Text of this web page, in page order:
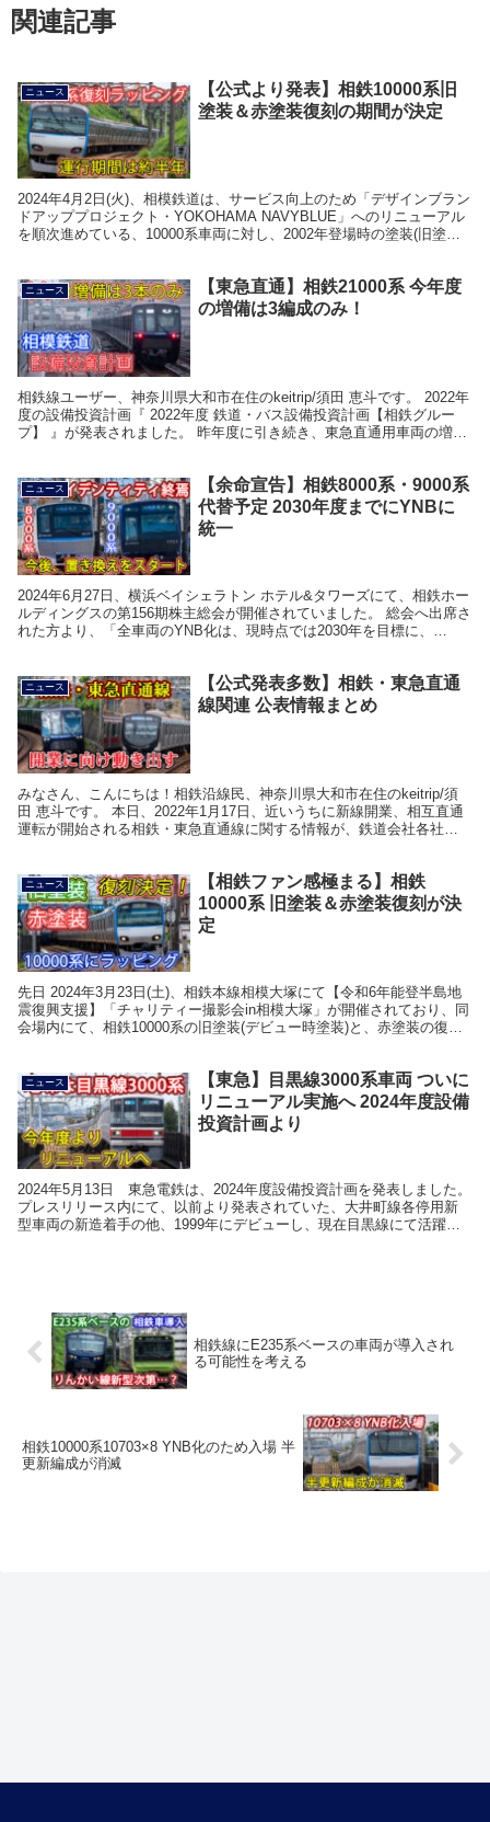
関連記事
ニュース
【公式より発表】相鉄10000系旧
塗装＆赤塗装復刻の期間が決定
2024年4月2日(火)、相模鉄道は、サービス向上のため「デザインブラン
ドアッププロジェクト・YOKOHAMA NAVYBLUE」へのリニューアル
を順次進めている、10000系車両に対し、2002年登場時の塗装(旧塗装)
ニュース
【東急直通】相鉄21000系 今年度
の増備は3編成のみ！
相鉄線ユーザー、神奈川県大和市在住のkeitrip/須田 恵斗です。 2022年
度の設備投資計画『 2022年度 鉄道・バス設備投資計画【相鉄グルー
プ】 』が発表されました。 昨年度に引き続き、東急直通用車両の増
ニュース
【余命宣告】相鉄8000系・9000系
代替予定 2030年度までにYNBに
統一
2024年6月27日、横浜ベイシェラトン ホテル&タワーズにて、相鉄ホー
ルディングスの第156期株主総会が開催されていました。 総会へ出席さ
れた方より、「全車両のYNB化は、現時点では2030年を目標に、
ニュース
【公式発表多数】相鉄・東急直通
線関連 公表情報まとめ
みなさん、こんにちは！相鉄沿線民、神奈川県大和市在住のkeitrip/須
田 恵斗です。 本日、2022年1月17日、近いうちに新線開業、相互直通
運転が開始される相鉄・東急直通線に関する情報が、鉄道会社各社か
ニュース
【相鉄ファン感極まる】相鉄
10000系 旧塗装＆赤塗装復刻が決
定
先日 2024年3月23日(土)、相鉄本線相模大塚にて【令和6年能登半島地
震復興支援】「チャリティー撮影会in相模大塚」が開催されており、同
会場内にて、相鉄10000系の旧塗装(デビュー時塗装)と、赤塗装の復刻
ニュース
【東急】目黒線3000系車両 ついに
リニューアル実施へ 2024年度設備
投資計画より
2024年5月13日 東急電鉄は、2024年度設備投資計画を発表しました。
プレスリリース内にて、以前より発表されていた、大井町線各停用新
型車両の新造着手の他、1999年にデビューし、現在目黒線にて活躍す
相鉄線にE235系ベースの車両が導入され
る可能性を考える
相鉄10000系10703×8 YNB化のため入場 半
更新編成が消滅